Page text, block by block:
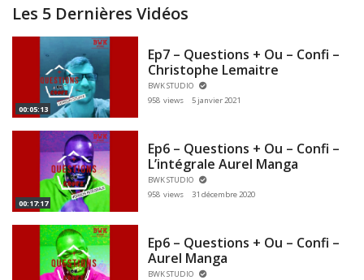
Les 5 Dernières Vidéos
00:05:13
Ep7 – Questions + Ou – Confi –
Christophe Lemaitre
BWK STUDIO
958 views
5 janvier 2021
00:17:17
Ep6 – Questions + Ou – Confi –
L’intégrale Aurel Manga
BWK STUDIO
958 views
31 décembre 2020
Ep6 – Questions + Ou – Confi –
Aurel Manga
BWK STUDIO